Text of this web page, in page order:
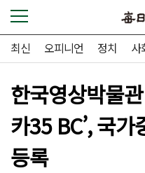
최신 오피니언 정치 사
한국영상박물
카35 BC’, 국
등록